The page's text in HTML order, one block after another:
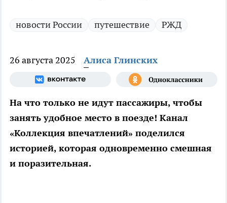
новости России путешествие РЖД
26 августа 2025 Алиса Глинских
На что только не идут пассажиры, чтобы
занять удобное место в поезде! Канал
«Коллекция впечатлений» поделился
историей, которая одновременно смешная
и поразительная.